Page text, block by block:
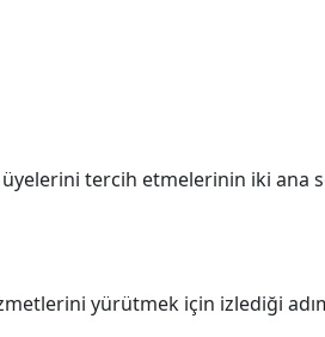
tercih etmelerinin iki ana
yürütmek için izlediği